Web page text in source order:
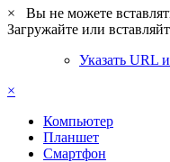
×
Вы не можете
Загружайте или
Указать URL
×
Компьютер
Планшет
Смартфон